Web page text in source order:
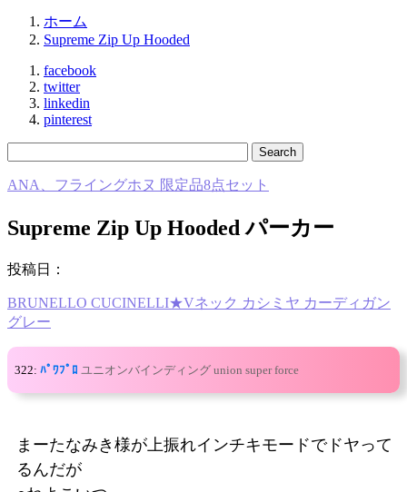
ホーム
Supreme Zip Up Hooded
facebook
twitter
linkedin
pinterest
ANA、フライングホヌ 限定品8点セット
Supreme Zip Up Hooded パーカー
投稿日：
BRUNELLO CUCINELLI★Vネック カシミヤ カーディガン
グレー
322: ﾊﾟﾜﾌﾟﾛ ユニオンバインディング union super force
まーたなみき様が上振れインチキモードでドヤって
るんだが